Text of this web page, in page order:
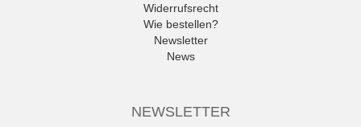
Widerrufsrecht
Wie bestellen?
Newsletter
News
NEWSLETTER